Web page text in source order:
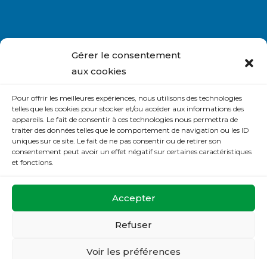
Gérer le consentement
aux cookies
Pour offrir les meilleures expériences, nous utilisons des technologies
telles que les cookies pour stocker et/ou accéder aux informations des
appareils. Le fait de consentir à ces technologies nous permettra de
traiter des données telles que le comportement de navigation ou les ID
uniques sur ce site. Le fait de ne pas consentir ou de retirer son
consentement peut avoir un effet négatif sur certaines caractéristiques
et fonctions.
Accepter
Refuser
Voir les préférences
S’abonner à la lettre du site
Politique de cookies (UE)
Déclaration de confidentialité (UE)
37540 St Cyr sur Loire
Tel :02.47.88.46.00